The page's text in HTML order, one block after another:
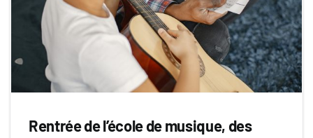
Rentrée de l’école de musique, des